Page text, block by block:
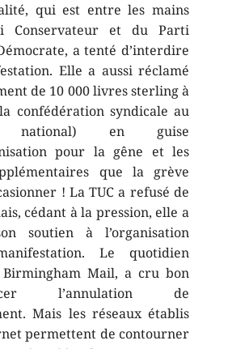
qui est entre les mains
Conservateur et du Parti
a tenté d’interdire
Elle a aussi réclamé
de 10 000 livres sterling à
confédération syndicale au
national) en guise
pour la gêne et les
que la grève
! La TUC a refusé de
cédant à la pression, elle a
soutien à l’organisation
Le quotidien
Mail, a cru bon
l’annulation de
Mais les réseaux établis
permettent de contourner